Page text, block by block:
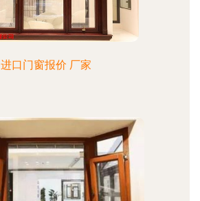
进口门窗报价 厂家